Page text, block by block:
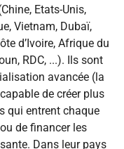
Etats-Unis,
Vietnam, Dubaï,
d’Ivoire, Afrique du
RDC, ...). Ils sont
avancée (la
de créer plus
qui entrent chaque
de financer les
Dans leur pays